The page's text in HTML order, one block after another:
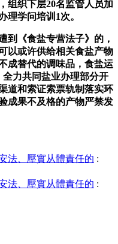
组织下层20名监管人员加
理学问培训1次。
《食盐专营法子》的，
以或许供给相关食盐产物
成替代的调味品，食盐运
力共同盐业办理部分开
道和索证索票轨制落实环
成果不及格的产物严禁发
法、壓實从體責任的 :
法、壓實从體責任的 :